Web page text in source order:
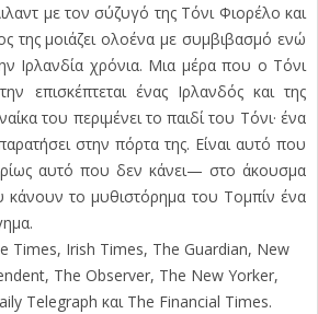
με τον σύζυγό της Τόνι Φιορέλο και
της μοιάζει ολοένα με συμβιβασμό ενώ
Ιρλανδία χρόνια. Μια μέρα που ο Τόνι
επισκέπτεται ένας Ιρλανδός και της
του περιμένει το παιδί του Τόνι· ένα
στην πόρτα της. Είναι αυτό που
αυτό που δεν κάνει— στο άκουσμα
κάνουν το μυθιστόρημα του Τομπίν ένα
Times, Irish Times, The Guardian, New
The Observer, The New Yorker,
Telegraph και The Financial Times.